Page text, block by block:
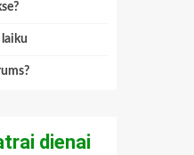
laiku
dienai